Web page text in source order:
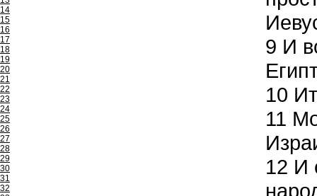
14
15
16
17
18
19
20
21
22
23
24
25
26
27
28
29
30
31
32
9 И
10
11
12 И